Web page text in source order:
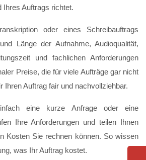
Ihres Auftrags richtet.
oder eines Schreibauftrags
Länge der Aufnahme, Audioqualität,
und fachlichen Anforderungen
Preise, die für viele Aufträge gar nicht
Ihren Auftrag fair und nachvollziehbar.
eine kurze Anfrage oder eine
Ihre Anforderungen und teilen Ihnen
Kosten Sie rechnen können. So wissen
was Ihr Auftrag kostet.